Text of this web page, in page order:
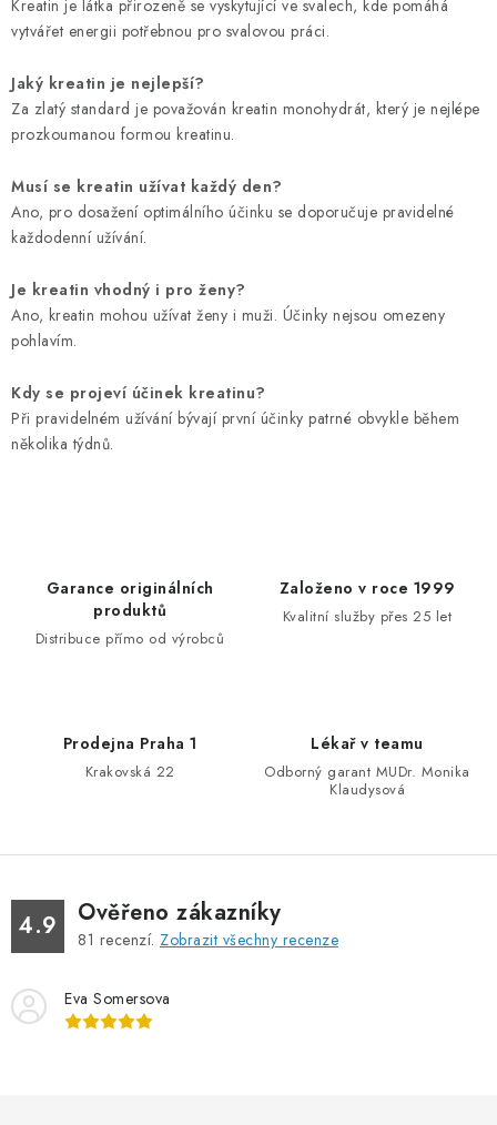
Kreatin je látka přirozeně se vyskytující ve svalech, kde pomáhá
vytvářet energii potřebnou pro svalovou práci.
Jaký kreatin je nejlepší?
Za zlatý standard je považován kreatin monohydrát, který je nejlépe
prozkoumanou formou kreatinu.
Musí se kreatin užívat každý den?
Ano, pro dosažení optimálního účinku se doporučuje pravidelné
každodenní užívání.
Je kreatin vhodný i pro ženy?
Ano, kreatin mohou užívat ženy i muži. Účinky nejsou omezeny
pohlavím.
Kdy se projeví účinek kreatinu?
Při pravidelném užívání bývají první účinky patrné obvykle během
několika týdnů.
Garance originálních
produktů
Distribuce přímo od výrobců
Založeno v roce 1999
Kvalitní služby přes 25 let
Prodejna Praha 1
Krakovská 22
Lékař v teamu
Odborný garant MUDr. Monika
Klaudysová
4.9 Ověřeno zákazníky
81 recenzí. Zobrazit všechny recenze
Eva Somersova